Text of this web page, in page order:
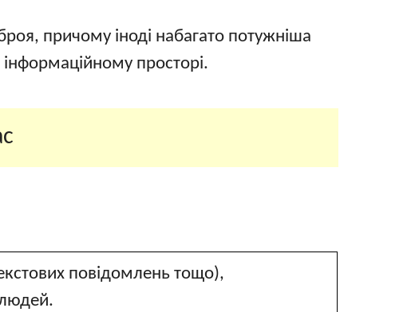
причому іноді набагато потужніша
інформаційному просторі.
повідомлень тощо),
людей.